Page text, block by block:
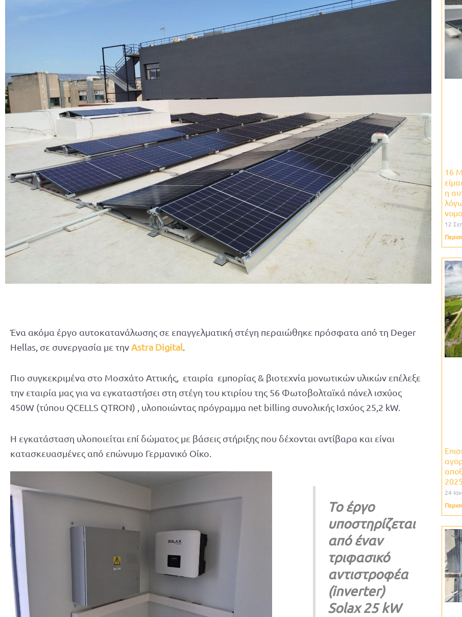
Ένα ακόμα έργο αυτοκατανάλωσης σε επαγγελματική στέγη περαιώθηκε πρόσφατα από τη Deger
Hellas, σε συνεργασία με την Astra Digital
Πιο συγκεκριμένα στο Μοσχάτο Αττικής, εταιρία εμπορίας & βιοτεχνία μονωτικών υλικών επέλεξε
την εταιρία μας για να εγκαταστήσει στη στέγη του κτιρίου της 56 Φωτοβολταϊκά πάνελ ισχύος
450W (τύπου QCELLS QTRON) , υλοποιώντας πρόγραμμα net billing συνολικής Ισχύος 25,2 kW.
H εγκατάσταση υλοποιείται επί δώματος με βάσεις στήριξης που δέχονται αντίβαρα και είναι
κατασκευασμένες από επώνυμο Γερμανικό Οίκο.
Το έργο
υποστηρίζεται
από έναν
τριφασικό
αντιστροφέα
(inverter)
Solax 25 kW
16
η
12
24